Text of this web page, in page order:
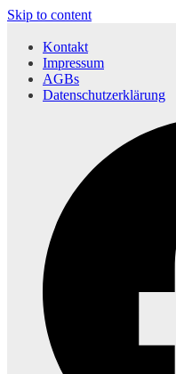
Skip to content
Kontakt
Impressum
AGBs
Datenschutzerklärung